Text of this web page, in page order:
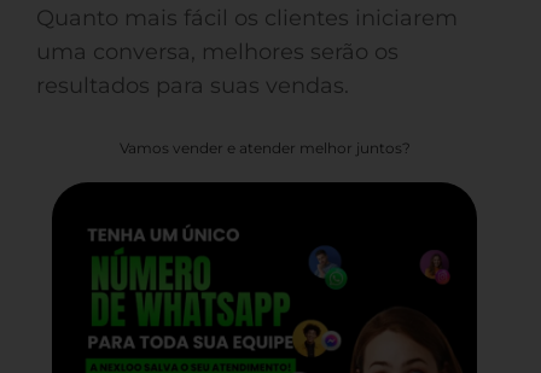
Quanto mais fácil os clientes iniciarem
uma conversa, melhores serão os
resultados para suas vendas.
Vamos vender e atender melhor juntos?